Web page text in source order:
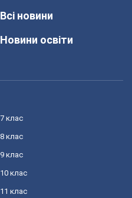
Всі новини
Новини освіти
7 клас
8 клас
9 клас
10 клас
11 клас